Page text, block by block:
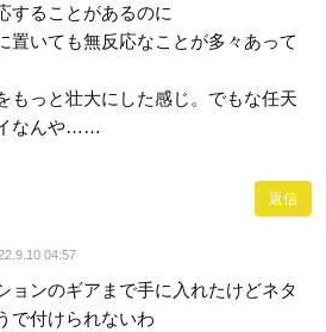
することがあるのに
置いても無反応なことが多々あって
もっと壮大にした感じ。でもな任天
なんや……
返信
04:57
ョンのギアまで手に入れたけどネタ
で付けられないわ